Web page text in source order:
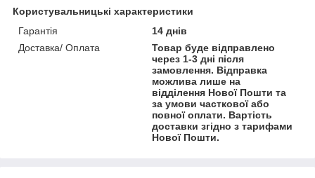
Користувальницькі характеристики
Гарантія
14 днів
Доставка/ Оплата
Товар буде відправлено
через 1-3 дні після
замовлення. Відправка
можлива лише на
відділення Нової Пошти та
за умови часткової або
повної оплати. Вартість
доставки згідно з тарифами
Нової Пошти.